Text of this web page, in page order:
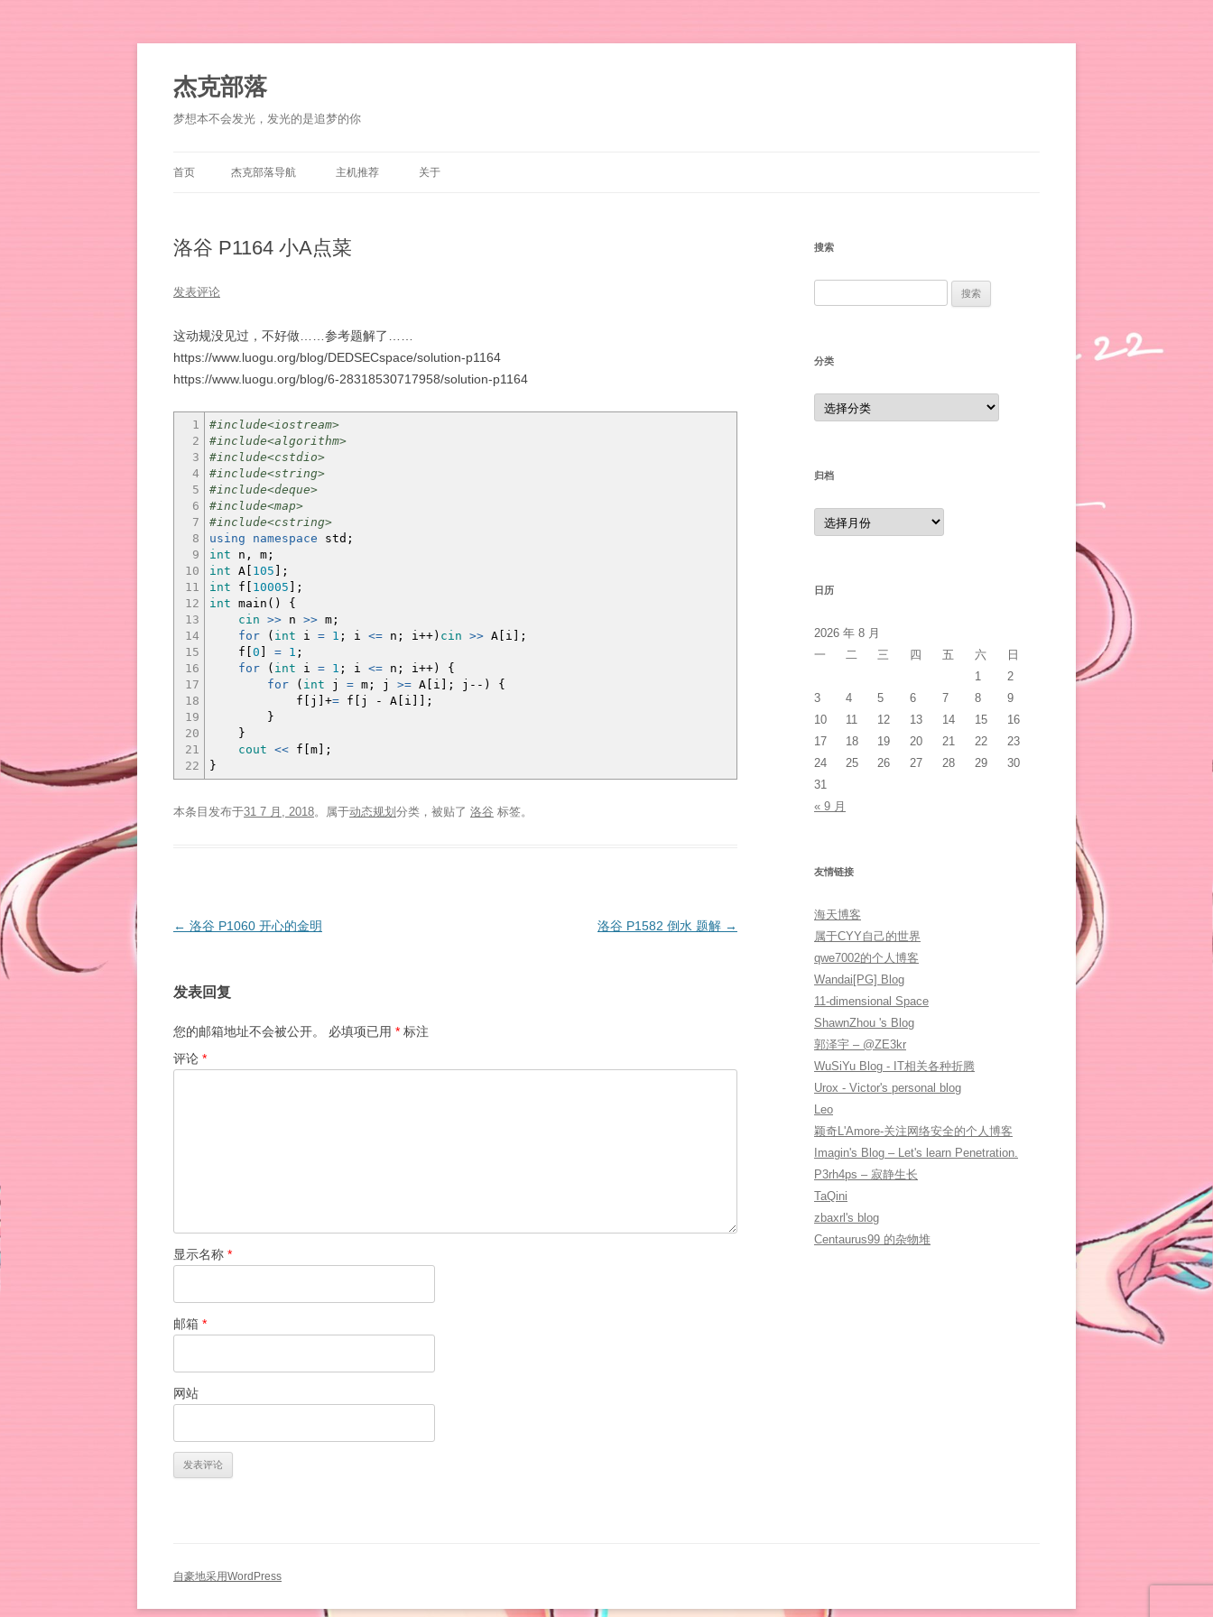
杰克部落
梦想本不会发光，发光的是追梦的你
首页 杰克部落导航 主机推荐 关于
洛谷 P1164 小A点菜
发表评论
这动规没见过，不好做……参考题解了……
https://www.luogu.org/blog/DEDSECspace/solution-p1164
https://www.luogu.org/blog/6-28318530717958/solution-p1164
1
2
3
4
5
6
7
8
9
10
11
12
13
14
15
16
17
18
19
20
21
22
#include<iostream>
#include<algorithm>
#include<cstdio>
#include<string>
#include<deque>
#include<map>
#include<cstring>
using
namespace std ;
int n, m ;
int A 105
;
int f 10005
;
int main ( )
{
cin >> n >> m ;
for
( int i = 1 ; i <= n ; i++) cin >> A i
;
f 0 = 1 ;
for
( int i = 1 ; i <= n ; i++)
{
for
( int j = m ; j >= A i ; j -- )
{
f
j += f j - A i
;
}
}
cout << f m
;
}
本条目发布于31 7 月, 2018。属于动态规划 分类，被贴了 洛谷 标签。
文
航
← 洛谷 P1060 开心的金明 洛谷 P1582 倒水 题解 →
发表回复
您的邮箱地址不会被公开。 必填项已用 * 标注
评论 *
显示名称 *
邮箱 *
网站
搜索
分类
分
类
归档
归
档
日历
2026 年 8 月
一
二 三 四 五 六
日
1
2
3
4 5 6 7 8
9
10
11 12 13 14 15
16
17
18 19 20 21 22
23
24
25 26 27 28 29
30
31
« 9 月
友情链接
海天博客
属于CYY自己的世界
qwe7002的个人博客
Wandai[PG] Blog
11-dimensional Space
ShawnZhou 's Blog
郭泽宇 – @ZE3kr
WuSiYu Blog - IT相关各种折腾
Urox - Victor's personal blog
Leo
颖奇L'Amore-关注网络安全的个人博客
Imagin's Blog – Let's learn Penetration.
P3rh4ps – 寂静生长
TaQini
zbaxrl's blog
Centaurus99 的杂物堆
自豪地采用WordPress